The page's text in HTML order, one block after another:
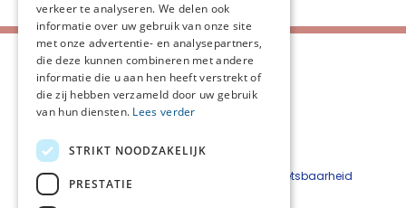
Contact
Beveiligingskwetsbaarheid
verkeer te analyseren. We delen ook
informatie over uw gebruik van onze site
met onze advertentie- en analysepartners,
die deze kunnen combineren met andere
informatie die u aan hen heeft verstrekt of
die zij hebben verzameld door uw gebruik
van hun diensten. Lees verder
STRIKT NOODZAKELIJK
PRESTATIE